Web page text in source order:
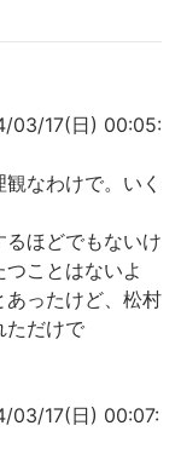
03/17(日) 00:05:
なわけで。いく
ほどでもないけ
ことはないよ
ったけど、松村
ただけで
03/17(日) 00:07: